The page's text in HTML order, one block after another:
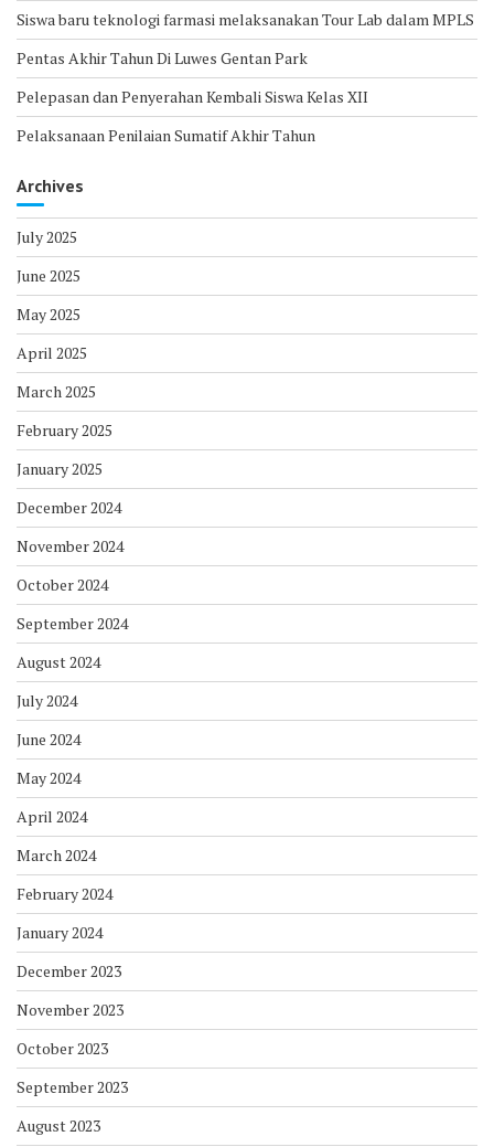
Siswa baru teknologi farmasi melaksanakan Tour Lab dalam MPLS
Pentas Akhir Tahun Di Luwes Gentan Park
Pelepasan dan Penyerahan Kembali Siswa Kelas XII
Pelaksanaan Penilaian Sumatif Akhir Tahun
Archives
July 2025
June 2025
May 2025
April 2025
March 2025
February 2025
January 2025
December 2024
November 2024
October 2024
September 2024
August 2024
July 2024
June 2024
May 2024
April 2024
March 2024
February 2024
January 2024
December 2023
November 2023
October 2023
September 2023
August 2023